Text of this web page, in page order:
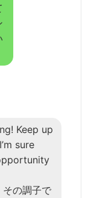
Keep up
sure
その調子で